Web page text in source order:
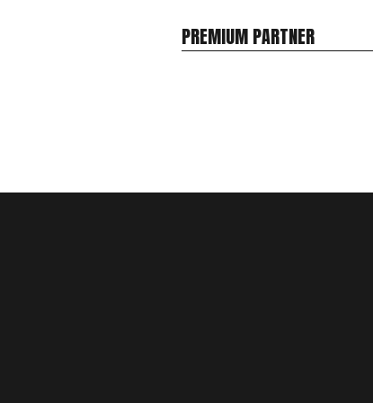
PREMIUM PARTNER